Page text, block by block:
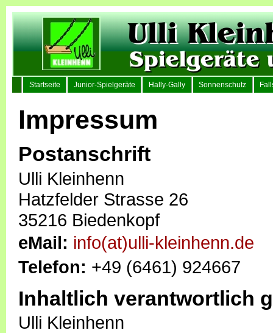
Startseite Junior-Spielgeräte Hally-Gally Sonnenschutz
Impressum
Postanschrift
Ulli Kleinhenn
Hatzfelder Strasse 26
35216 Biedenkopf
eMail: info(at)ulli-kleinhenn.de
Telefon: +49 (6461) 924667
Inhaltlich verantwortlich
Ulli Kleinhenn